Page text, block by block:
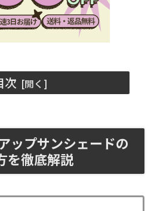
次
ップサンシェードの
を徹底解説